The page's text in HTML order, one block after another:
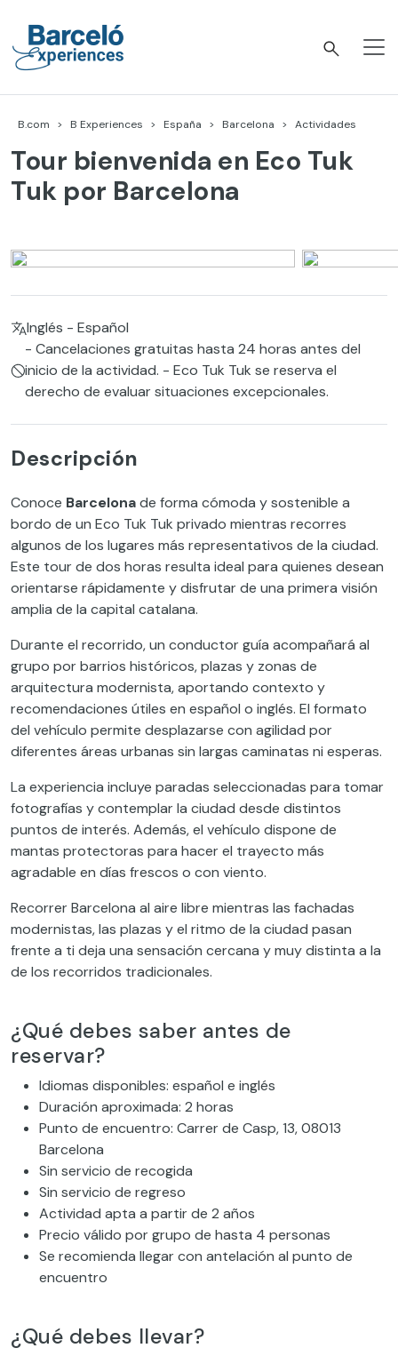
content
B.com B Experiences España Barcelona Actividades
Tour bienvenida en Eco Tuk
Tuk por Barcelona
Inglés - Español
- Cancelaciones gratuitas hasta 24 horas antes del
inicio de la actividad. - Eco Tuk Tuk se reserva el
derecho de evaluar situaciones excepcionales.
Descripción
Conoce Barcelonade forma cómoda y sostenible a
bordo de un Eco Tuk Tuk privado mientras recorres
algunos de los lugares más representativos de la ciudad.
Este tour de dos horas resulta ideal para quienes desean
orientarse rápidamente y disfrutar de una primera visión
amplia de la capital catalana.
Durante el recorrido, un conductor guía acompañará al
grupo por barrios históricos, plazas y zonas de
arquitectura modernista, aportando contexto y
recomendaciones útiles en español o inglés. El formato
del vehículo permite desplazarse con agilidad por
diferentes áreas urbanas sin largas caminatas ni esperas.
La experiencia incluye paradas seleccionadas para tomar
fotografías y contemplar la ciudad desde distintos
puntos de interés. Además, el vehículo dispone de
mantas protectoras para hacer el trayecto más
agradable en días frescos o con viento.
Recorrer Barcelona al aire libre mientras las fachadas
modernistas, las plazas y el ritmo de la ciudad pasan
frente a ti deja una sensación cercana y muy distinta a la
de los recorridos tradicionales.
¿Qué debes saber antes de
reservar?
Idiomas disponibles: español e inglés
Duración aproximada: 2 horas
Punto de encuentro: Carrer de Casp, 13, 08013
Barcelona
Sin servicio de recogida
Sin servicio de regreso
Actividad apta a partir de 2 años
Precio válido por grupo de hasta 4 personas
Se recomienda llegar con antelación al punto de
encuentro
¿Qué debes llevar?